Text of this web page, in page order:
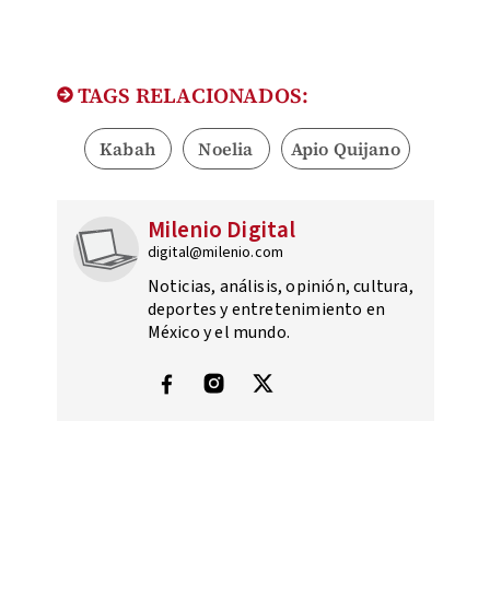
TAGS RELACIONADOS:
Kabah Noelia Apio Quijano
Milenio Digital
digital@milenio.com
Noticias, análisis, opinión, cultura,
deportes y entretenimiento en
México y el mundo.